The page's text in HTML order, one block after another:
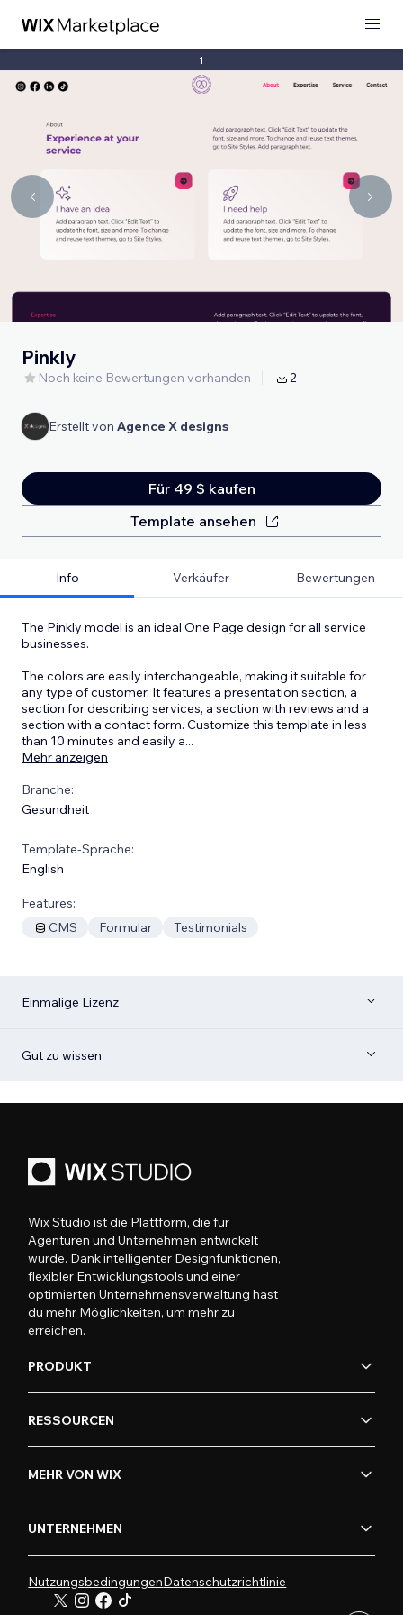
1
Pinkly
Noch keine Bewertungen vorhanden 2
Erstellt von Agence X designs
Für 49 $ kaufen
Template ansehen
Info Verkäufer Bewertungen
The Pinkly model is an ideal One Page design for all service
businesses.
The colors are easily interchangeable, making it suitable for
any type of customer. It features a presentation section, a
section for describing services, a section with reviews and a
section with a contact form. Customize this template in less
than 10 minutes and easily a...
Mehr anzeigen
Branche:
Gesundheit
Template-Sprache:
English
Features:
CMS
Formular Testimonials
Einmalige Lizenz
Gut zu wissen
Wix Studio ist die Plattform, die für
Agenturen und Unternehmen entwickelt
wurde. Dank intelligenter Designfunktionen,
flexibler Entwicklungstools und einer
optimierten Unternehmensverwaltung hast
du mehr Möglichkeiten, um mehr zu
erreichen.
PRODUKT
RESSOURCEN
MEHR VON WIX
UNTERNEHMEN
NutzungsbedingungenDatenschutzrichtlinie